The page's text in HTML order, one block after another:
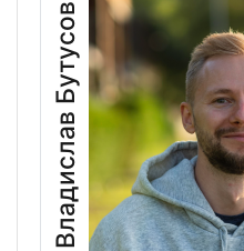
Владислав Бутусов